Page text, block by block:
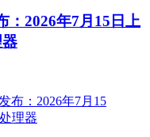
：2026年7月15日上